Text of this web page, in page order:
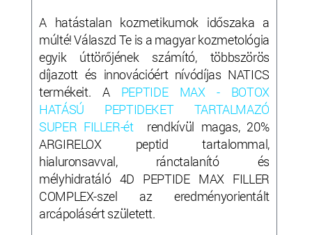
A hatástalan kozmetikumok időszaka a
múlté! Válaszd Te is a magyar kozmetológia
egyik úttörőjének számító, többszörös
díjazott és innovációért nívódíjas NATICS
termékeit. A PEPTIDE MAX - BOTOX
HATÁSÚ PEPTIDEKET TARTALMAZÓ
SUPER FILLER-ét
rendkívül magas, 20%
ARGIRELOX peptid tartalommal,
hialuronsavval, ránctalanító és
mélyhidratáló 4D PEPTIDE MAX FILLER
COMPLEX-szel az eredményorientált
arcápolásért született.